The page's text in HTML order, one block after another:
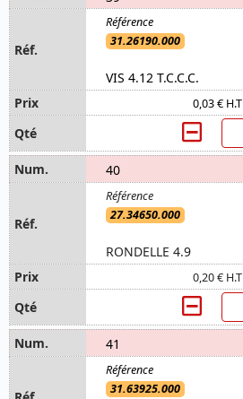
31.26190.000
VIS 4.12 T.C.C.C.
0,03 € H.T
40
27.34650.000
RONDELLE 4.9
0,20 € H.T
41
31.63925.000